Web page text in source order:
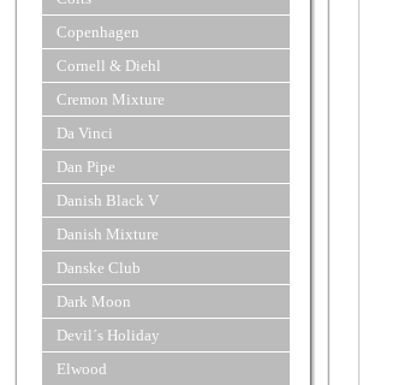
Copenhagen
Cornell & Diehl
Cremon Mixture
Da Vinci
Dan Pipe
Danish Black V
Danish Mixture
Danske Club
Dark Moon
Devil´s Holiday
Elwood